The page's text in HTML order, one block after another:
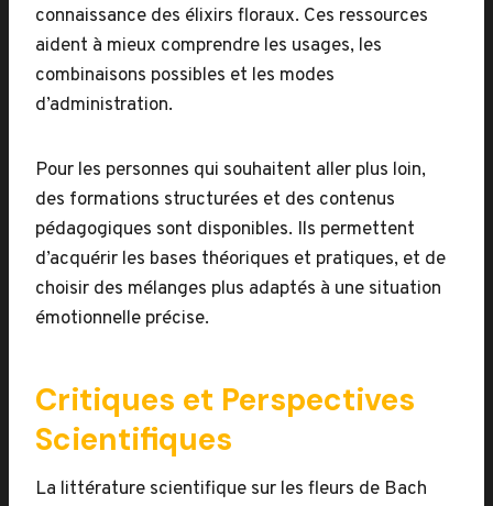
connaissance des élixirs floraux. Ces ressources
aident à mieux comprendre les usages, les
combinaisons possibles et les modes
d’administration.
Pour les personnes qui souhaitent aller plus loin,
des formations structurées et des contenus
pédagogiques sont disponibles. Ils permettent
d’acquérir les bases théoriques et pratiques, et de
choisir des mélanges plus adaptés à une situation
émotionnelle précise.
Critiques et Perspectives
Scientifiques
La littérature scientifique sur les fleurs de Bach